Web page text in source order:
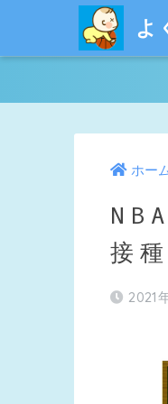
よ
ホー
接
2021